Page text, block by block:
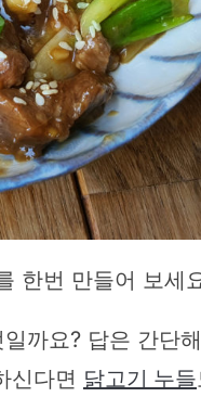
한번 만들어 보세
까요? 답은 간단
신다면 닭고기 누들